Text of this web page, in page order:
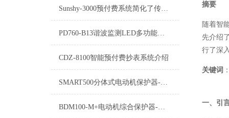
Sunshy-3000预付费系统简化了传统的收费流程
PD760-B13谐波监测LED多功能电力仪表
CDZ-8100智能预付费抄表系统介绍
SMART500分体式电动机保护器-维护保养
BDM100-M+电动机综合保护器-技术文章
摘要
随着智
先介绍
行了深
关键词
一、引